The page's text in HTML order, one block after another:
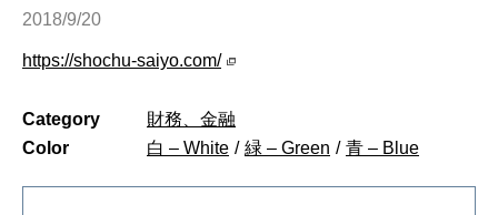
2018/9/20
https://shochu-saiyo.com/
Category
財務、金融
Color
白 – White / 緑 – Green / 青 – Blue